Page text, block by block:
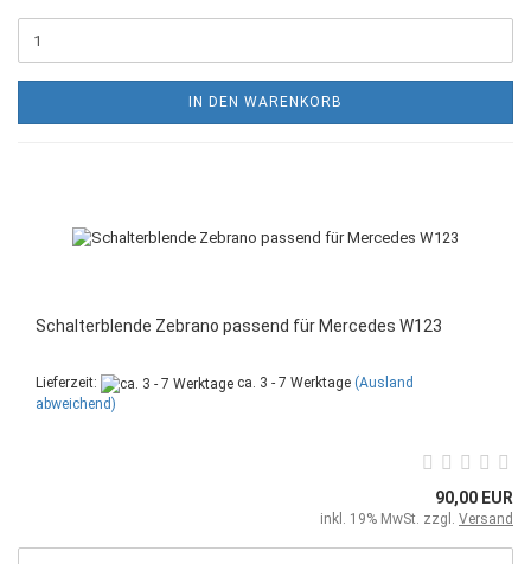
IN DEN WARENKORB
Schalterblende Zebrano passend für Mercedes W123
Lieferzeit: ca. 3 - 7 Werktage (Ausland
abweichend)
90,00 EUR
inkl. 19% MwSt. zzgl. Versand